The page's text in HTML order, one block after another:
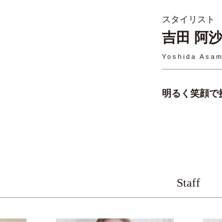
スタイリスト
吉田 阿
Yoshida
明るく笑顔で
Staff